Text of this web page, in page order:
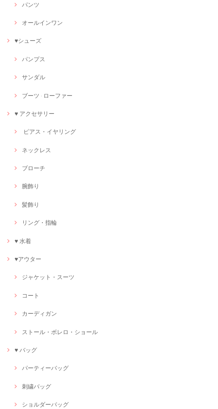
パンツ
オールインワン
♥シューズ
パンプス
サンダル
ブーツ · ローファー
♥ アクセサリー
ピアス・イヤリング
ネックレス
ブローチ
腕飾り
髪飾り
リング・指輪
♥ 水着
♥アウター
ジャケット・スーツ
コート
カーディガン
ストール・ボレロ・ショール
♥ バッグ
パーティーバッグ
刺繍バッグ
ショルダーバッグ